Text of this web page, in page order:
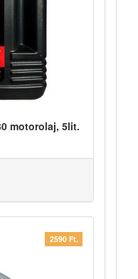
motorolaj, 5lit.
2590 Ft.